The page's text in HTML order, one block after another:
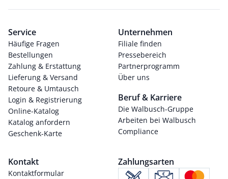
Service
Häufige Fragen
Bestellungen
Zahlung & Erstattung
Lieferung & Versand
Retoure & Umtausch
Login & Registrierung
Online-Katalog
Katalog anfordern
Geschenk-Karte
Unternehmen
Filiale finden
Pressebereich
Partnerprogramm
Über uns
Beruf & Karriere
Die Walbusch-Gruppe
Arbeiten bei Walbusch
Compliance
Kontakt
Kontaktformular
Zahlungsarten